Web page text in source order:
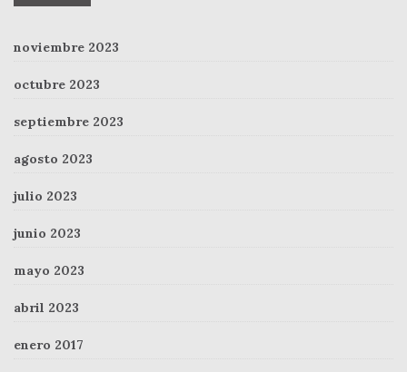
noviembre 2023
octubre 2023
septiembre 2023
agosto 2023
julio 2023
junio 2023
mayo 2023
abril 2023
enero 2017